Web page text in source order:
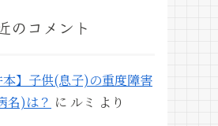
のコメント
本】子供(息子)の重度障害
名)は？ に ルミ より